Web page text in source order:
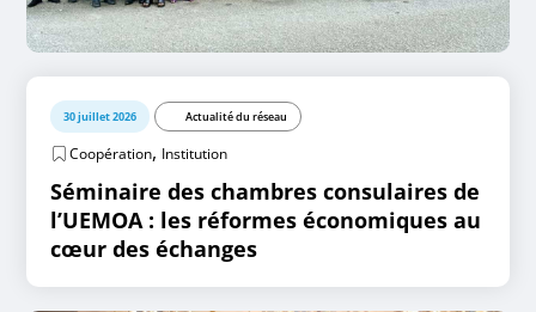
30 juillet 2026 Actualité du réseau
Coopération, Institution
Séminaire des chambres consulaires de
l’UEMOA : les réformes économiques au
cœur des échanges